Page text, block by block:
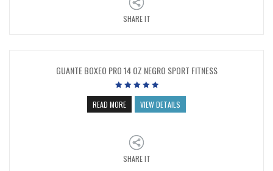
SHARE IT
GUANTE BOXEO PRO 14 OZ NEGRO SPORT FITNESS
READ MORE VIEW DETAILS
SHARE IT